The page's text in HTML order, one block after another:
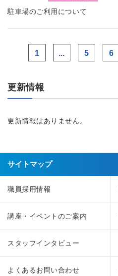
駐車場のご利用について
1 ... 5 6
更新情報
更新情報はありません。
サイトマップ
職員採用情報
講座・イベントのご案内
スタッフインタビュー
よくあるお問い合わせ